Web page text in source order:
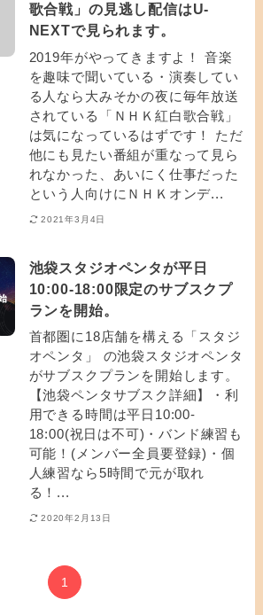
歌合戦」の見逃し配信はU-
NEXTで見られます。
2019年がやってきますよ！ 音楽
を趣味で聞いている・演奏してい
る人なら大みそかの夜に毎年放送
されている「ＮＨＫ紅白歌合戦」
は気になっているはずです！ ただ
他にも見たい番組が重なって見ら
れなかった、あいにく仕事だった
という人向けにＮＨＫオンデ...
2021年3月4日
池袋スタジオペンタが平日
10:00-18:00限定のサブスクプ
ランを開始。
首都圏に18店舗を構える「スタジ
オペンタ」 の池袋スタジオペンタ
がサブスクプランを開始します。
【池袋ペンタサブスク詳細】・利
用できる時間は平日10:00-
18:00(祝日は不可)・バンド練習も
可能！(メンバー全員要登録)・個
人練習なら5時間で元が取れ
る！...
2020年2月13日
1